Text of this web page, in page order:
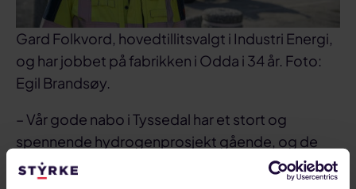
Gard Folkvord, hovedtillitsvalgt i Industri Energi,
og har jobbet på fabrikken i Odda i 34 år. Foto:
Egil Brandsøy.
– Vår gode nabo i Tyssedal har et stort og
spennende hydrogenprosjekt gående, og de
har kommet langt. Vi følger med på utviklingen
fordi det virkelig er nybrottsarbeid der, sier han